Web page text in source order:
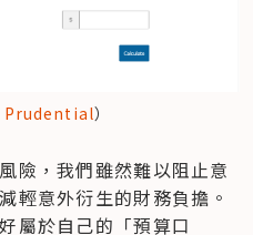
Prudential）
險，我們雖然難以阻止意
輕意外衍生的財務負擔。
屬於自己的「預算口